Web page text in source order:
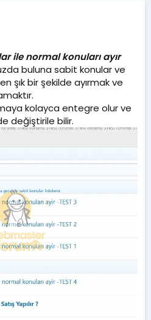
ile normal konuları ayır
buluna sabit konular ve
şık bir şekilde ayırmak ve
kolayca entegre olur ve
değiştirile bilir.